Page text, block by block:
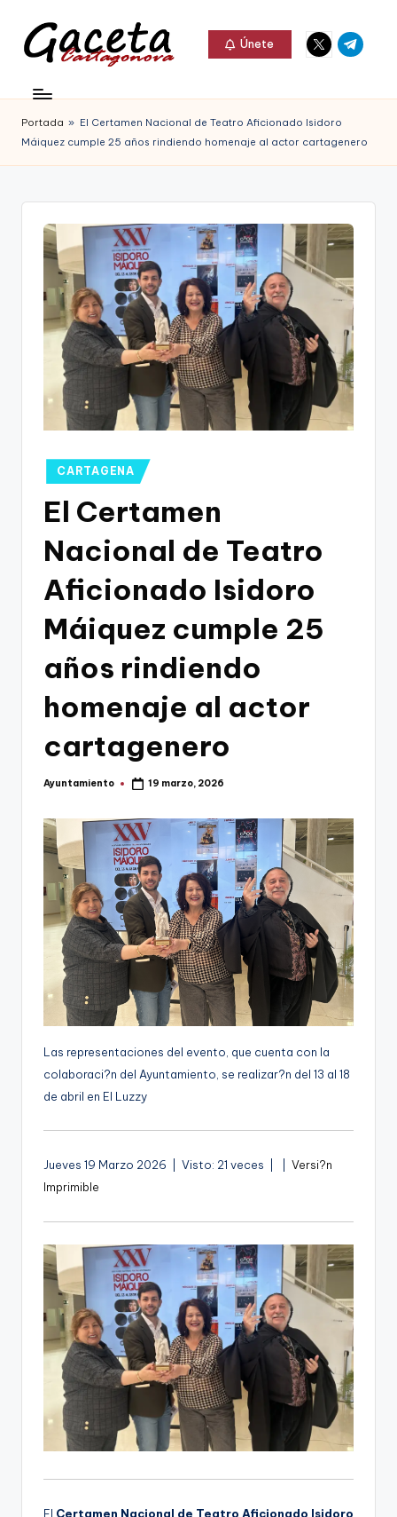
Saltar
contenido
c
e
t
Gaceta
Cartagonova,
La
que
informa
Cartagena,
Cartagena,
Únete
Elemento
del
Elemento
del
Portada » El Certamen Nacional de Teatro Aficionado Isidoro
Máiquez cumple 25 años rindiendo homenaje al actor cartagenero
Publicado
en
CARTAGENA
El Certamen
Nacional de Teatro
Aficionado Isidoro
Máiquez cumple 25
años rindiendo
homenaje al actor
cartagenero
Publicado
Ayuntamiento 19 marzo, 2026
Las representaciones del evento, que cuenta con la
colaboraci?n del Ayuntamiento, se realizar?n del 13 al 18
de abril en El Luzzy
Jueves 19 Marzo 2026 | Visto: 21 veces |
o
Versi?n
Imprimible
El Certamen Nacional de Teatro Aficionado Isidoro